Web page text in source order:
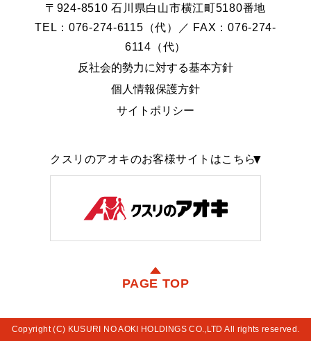
〒924-8510 石川県白山市横江町5180番地
TEL：076-274-6115（代）／ FAX：076-274-
6114（代）
反社会的勢力に対する基本方針
個人情報保護方針
サイトポリシー
クスリのアオキのお客様サイトはこちら
PAGE TOP
Copyright (C) KUSURI NO AOKI HOLDINGS CO.,LTD All rights reserved.